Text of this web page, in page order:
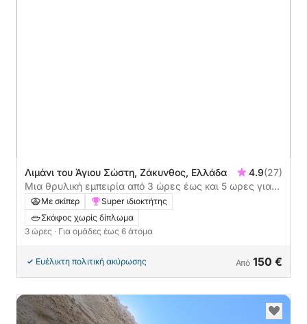
Λιμάνι του Άγιου Σώστη, Ζάκυνθος, Ελλάδα 4.9(27)
Μια θρυλική εμπειρία από 3 ώρες έως και 5 ωρες για
να ανακαλύψετε τις παραλίες της Ζάκυνθου με
μηχανοκίνητο σκάφος
Με σκίπερ
Super ιδιοκτήτης
Σκάφος χωρίς δίπλωμα
3 ώρες · Για ομάδες έως 6 άτομα
Ευέλικτη πολιτική ακύρωσης Από 150 €